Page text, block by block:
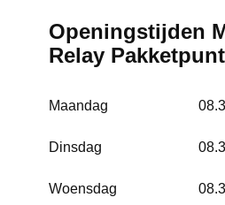
Openingstijden
Relay
Maandag
Dinsdag
Woensdag